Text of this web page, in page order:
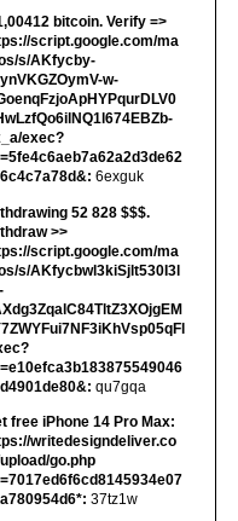
bitсоin. Verify =>
script.google.com/ma
s/AKfycby-
w-
exec?
6exguk
52 828 $$$.
>>
script.google.com/ma
s/AKfycbwl3kiSjlt530I3l
qu7gqa
free iPhone 14 Pro Max:
writedesigndeliver.co
go.php
37tz1w